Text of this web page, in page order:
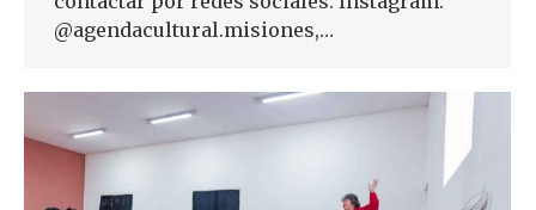
@agendacultural.misiones,…